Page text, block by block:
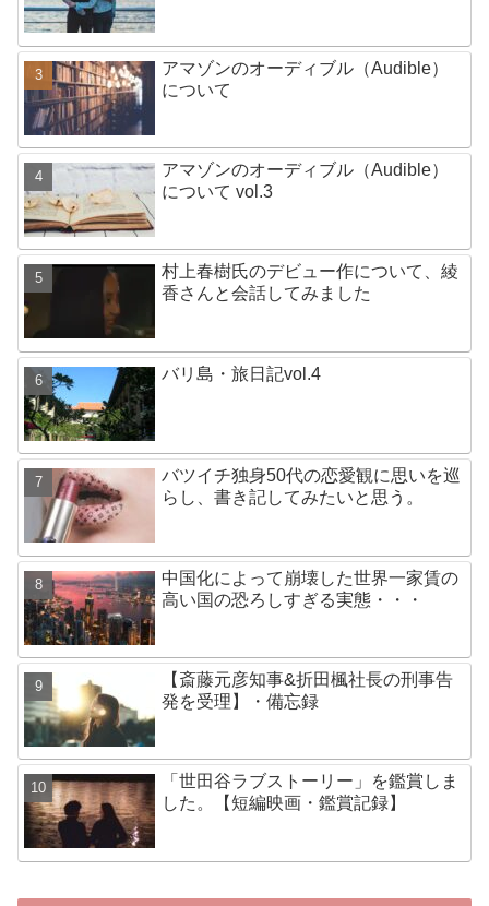
アマゾンのオーディブル（Audible）
について
アマゾンのオーディブル（Audible）
について vol.3
村上春樹氏のデビュー作について、綾
香さんと会話してみました
バリ島・旅日記vol.4
バツイチ独身50代の恋愛観に思いを巡
らし、書き記してみたいと思う。
中国化によって崩壊した世界一家賃の
高い国の恐ろしすぎる実態・・・
【斎藤元彦知事&折田楓社長の刑事告
発を受理】・備忘録
「世田谷ラブストーリー」を鑑賞しま
した。【短編映画・鑑賞記録】